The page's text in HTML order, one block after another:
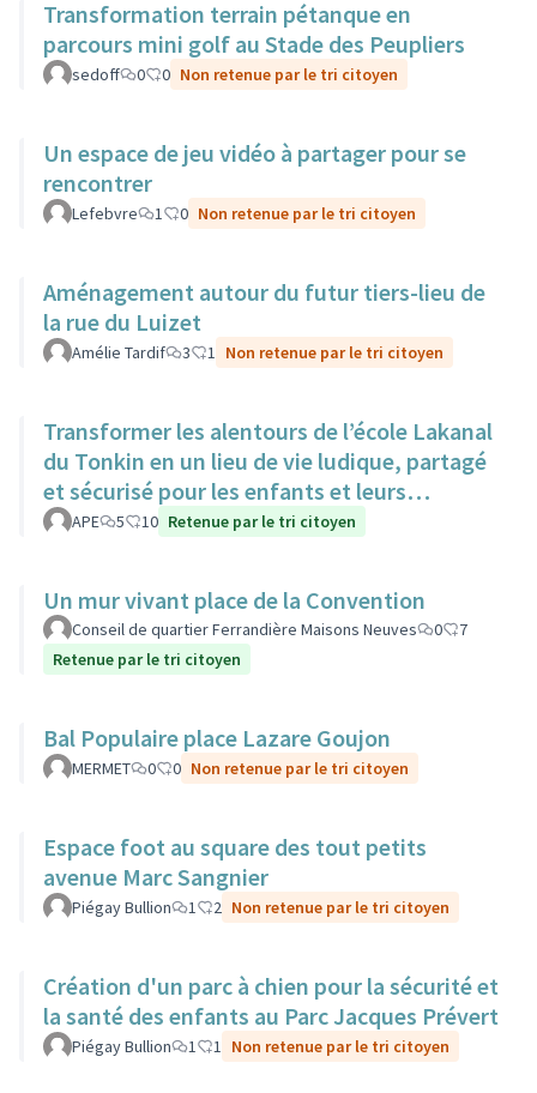
Transformation terrain pétanque en
parcours mini golf au Stade des Peupliers
sedoff 0 0 Non retenue par le tri citoyen
Un espace de jeu vidéo à partager pour se
rencontrer
Lefebvre 1 0 Non retenue par le tri citoyen
Aménagement autour du futur tiers-lieu de
la rue du Luizet
Amélie Tardif 3 1 Non retenue par le tri citoyen
Transformer les alentours de l’école Lakanal
du Tonkin en un lieu de vie ludique, partagé
et sécurisé pour les enfants et leurs
familles.
APE 5 10 Retenue par le tri citoyen
Un mur vivant place de la Convention
Conseil de quartier Ferrandière Maisons Neuves 0
7
Retenue par le tri citoyen
Bal Populaire place Lazare Goujon
MERMET 0 0 Non retenue par le tri citoyen
Espace foot au square des tout petits
avenue Marc Sangnier
Piégay Bullion 1 2 Non retenue par le tri citoyen
Création d'un parc à chien pour la sécurité et
la santé des enfants au Parc Jacques Prévert
Piégay Bullion 1 1 Non retenue par le tri citoyen